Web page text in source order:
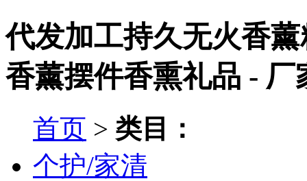
代发加工持久无火香
香薰摆件香熏礼品 - 厂
首页 > 类目：
个护/家清